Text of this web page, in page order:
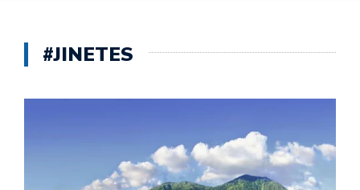
#JINETES